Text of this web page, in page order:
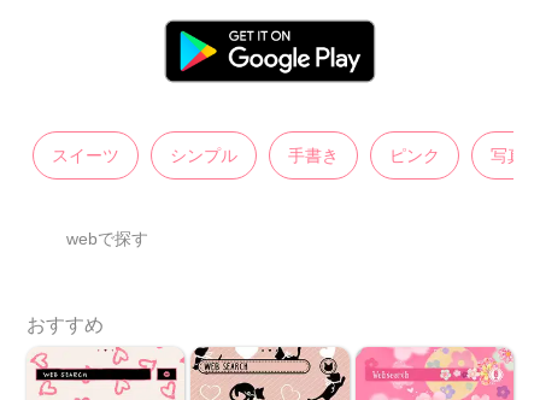
スイーツ シンプル 手書き ピンク 写真
webで探す
おすすめ